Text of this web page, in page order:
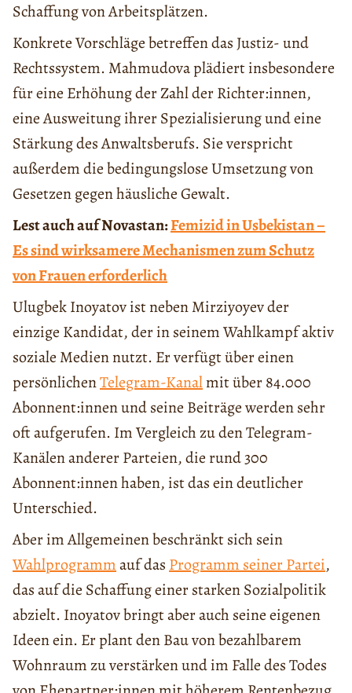
Schaffung von Arbeitsplätzen.
Konkrete Vorschläge betreffen das Justiz- und
Rechtssystem. Mahmudova plädiert insbesondere
für eine Erhöhung der Zahl der Richter:innen,
eine Ausweitung ihrer Spezialisierung und eine
Stärkung des Anwaltsberufs. Sie verspricht
außerdem die bedingungslose Umsetzung von
Gesetzen gegen häusliche Gewalt.
Lest auch auf Novastan:Femizid in Usbekistan –
Es sind wirksamere Mechanismen zum Schutz
von Frauen erforderlich
Ulugbek Inoyatov ist neben Mirziyoyev der
einzige Kandidat, der in seinem Wahlkampf aktiv
soziale Medien nutzt. Er verfügt über einen
persönlichenTelegram-Kanalmit über 84.000
Abonnent:innen und seine Beiträge werden sehr
oft aufgerufen. Im Vergleich zu den Telegram-
Kanälen anderer Parteien, die rund 300
Abonnent:innen haben, ist das ein deutlicher
Unterschied.
Aber im Allgemeinen beschränkt sich sein
Wahlprogrammauf das Programm seiner Partei,
das auf die Schaffung einer starken Sozialpolitik
abzielt. Inoyatov bringt aber auch seine eigenen
Ideen ein. Er plant den Bau von bezahlbarem
Wohnraum zu verstärken und im Falle des Todes